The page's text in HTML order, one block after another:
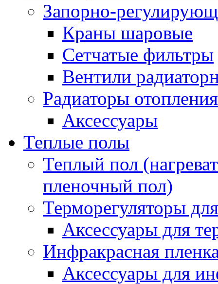
Запорно-
Краны шаровые
Сетчатые фильтры
Вентили
Радиаторы отопления
Аксессуары
Теплые полы
Теплый пол
пленочный пол)
Терморегуляторы
Аксессуары для
Инфракрасная
Аксессуары для